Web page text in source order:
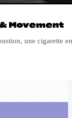
Movement
une cigarette